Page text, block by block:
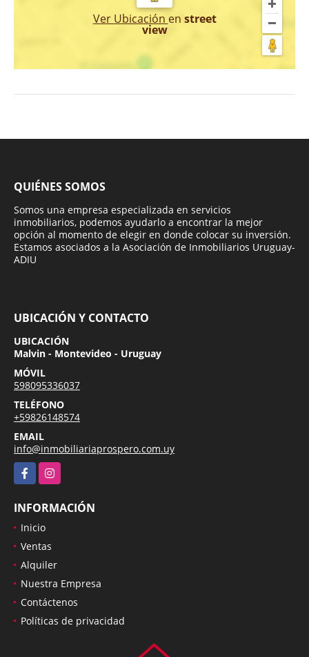
Ver Ubicación en street
view
QUIÉNES SOMOS
Somos una empresa especializada en servicios
inmobiliarios, podemos ayudarlo a encontrar la mejor
opción al momento de elegir en donde colocar su inversión.
Estamos asociados a la Asociación de Inmobiliarios Uruguay-
ADIU
UBICACIÓN Y CONTACTO
UBICACIÓN
Malvin - Montevideo - Uruguay
MÓVIL
598095336037
TELÉFONO
+59826148574
EMAIL
info@inmobiliariaprospero.com.uy
FacebookInstagram
INFORMACIÓN
Inicio
Ventas
Alquiler
Nuestra Empresa
Contáctenos
Políticas de privacidad